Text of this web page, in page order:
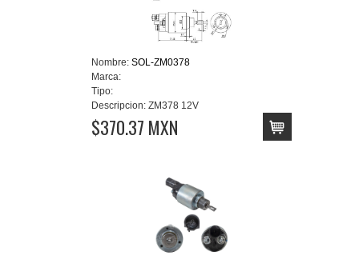
Nombre: SOL-ZM0378
Marca:
Tipo:
Descripcion: ZM378 12V
$370.37 MXN